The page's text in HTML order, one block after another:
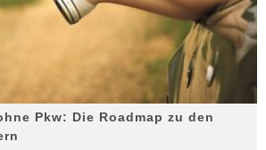
Pkw: Die Roadmap zu den